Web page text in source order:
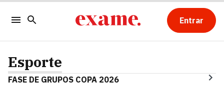
Entrar
Esporte
FASE DE GRUPOS COPA 2026